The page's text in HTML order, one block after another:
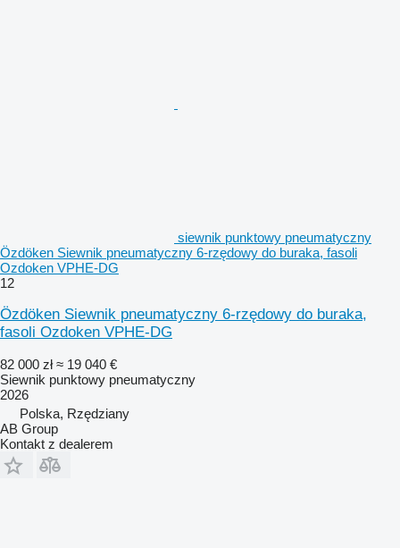
siewnik punktowy pneumatyczny
Özdöken Siewnik pneumatyczny 6-rzędowy do buraka, fasoli
Ozdoken VPHE-DG
12
Özdöken Siewnik pneumatyczny 6-rzędowy do buraka,
fasoli Ozdoken VPHE-DG
82 000 zł ≈ 19 040 €
Siewnik punktowy pneumatyczny
2026
Polska, Rzędziany
AB Group
Kontakt z dealerem